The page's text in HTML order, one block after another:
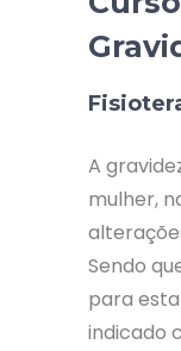
A
mulher,
Sendo
para
indicado